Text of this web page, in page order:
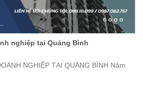
nghiệp tại Quảng Bình
NGHIỆP TẠI QUẢNG BÌNH Năm